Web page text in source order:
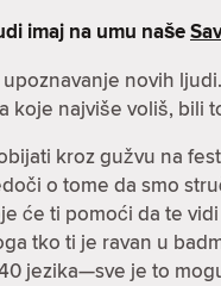
imaj na umu naše
novih
koje najviše voliš, bili
kroz gužvu na
o tome da smo
će ti pomoći da te
tko ti je ravan u
jezika—sve je to